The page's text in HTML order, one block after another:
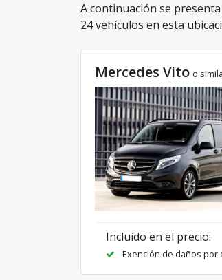
A continuación se
24 vehículos en esta
Mercedes Vito o
Incluido en el precio:
Exención de daños por